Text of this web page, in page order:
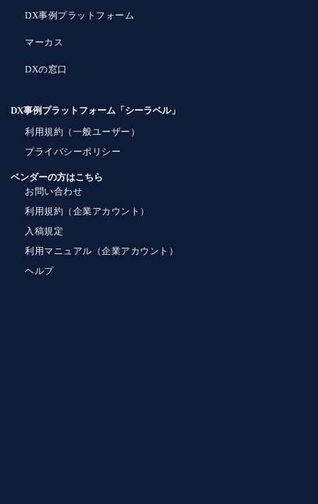
DX事例プラットフォーム
マーカス
DXの窓口
DX事例プラットフォーム「シーラベル」
利用規約（一般ユーザー）
プライバシーポリシー
ベンダーの方はこちら
お問い合わせ
利用規約（企業アカウント）
入稿規定
利用マニュアル（企業アカウント）
ヘルプ